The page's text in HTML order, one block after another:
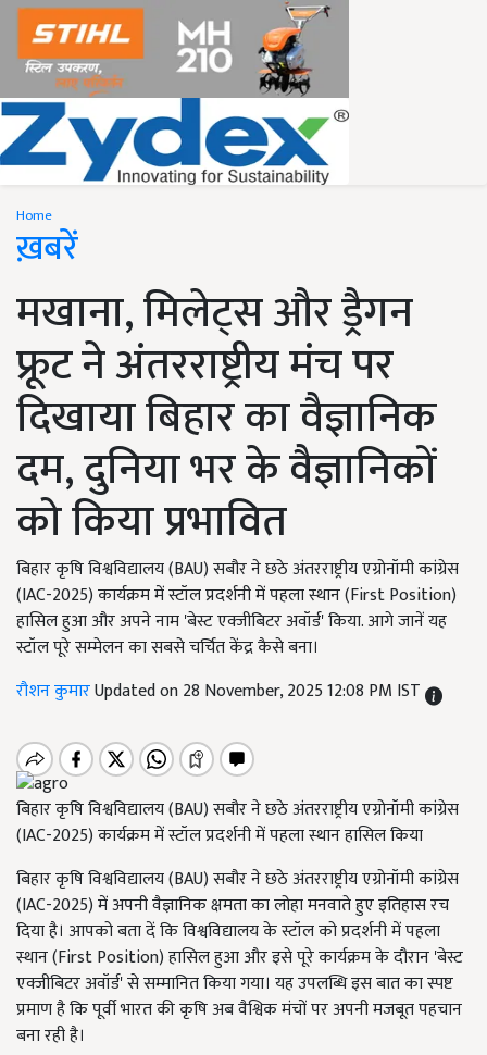
Home
ख़बरें
मखाना, मिलेट्स और ड्रैगन
फ्रूट ने अंतरराष्ट्रीय मंच पर
दिखाया बिहार का वैज्ञानिक
दम, दुनिया भर के वैज्ञानिकों
को किया प्रभावित
बिहार कृषि विश्वविद्यालय (BAU) सबौर ने छठे अंतरराष्ट्रीय एग्रोनॉमी कांग्रेस
(IAC-2025) कार्यक्रम में स्टॉल प्रदर्शनी में पहला स्थान (First Position)
हासिल हुआ और अपने नाम 'बेस्ट एक्जीबिटर अवॉर्ड' किया. आगे जानें यह
स्टॉल पूरे सम्मेलन का सबसे चर्चित केंद्र कैसे बना।
रौशन कुमारUpdated on 28 November, 2025 12:08 PM IST
बिहार कृषि विश्वविद्यालय (BAU) सबौर ने छठे अंतरराष्ट्रीय एग्रोनॉमी कांग्रेस
(IAC-2025) कार्यक्रम में स्टॉल प्रदर्शनी में पहला स्थान हासिल किया
बिहार कृषि विश्वविद्यालय (BAU) सबौर ने छठे अंतरराष्ट्रीय एग्रोनॉमी कांग्रेस
(IAC-2025) में अपनी वैज्ञानिक क्षमता का लोहा मनवाते हुए इतिहास रच
दिया है। आपको बता दें कि विश्वविद्यालय के स्टॉल को प्रदर्शनी में पहला
स्थान (First Position) हासिल हुआ और इसे पूरे कार्यक्रम के दौरान 'बेस्ट
एक्जीबिटर अवॉर्ड' से सम्मानित किया गया। यह उपलब्धि इस बात का स्पष्ट
प्रमाण है कि पूर्वी भारत की कृषि अब वैश्विक मंचों पर अपनी मजबूत पहचान
बना रही है।